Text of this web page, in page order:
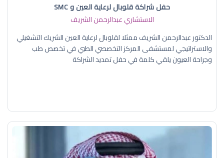
حفل شراكة قلوبال لرعاية العين و SMC
الاستشاري عبدالرحمن الشريف
الدكتور عبدالرحمن الشريف ممثلا لقلوبال لرعاية العين الشريك التشغيلي
والاستراتيجي لمستشفى المركز التخصصي الطبي في تخصص طب
وجراحة العيون يلقي كلمة في حفل تمديد الشراكة